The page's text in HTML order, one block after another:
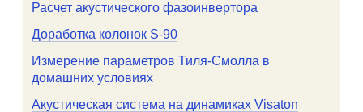
Расчет акустического фазоинвертора
Доработка колонок S-90
Измерение параметров Тиля-Смолла в
домашних условиях
Акустическая система на динамиках Visaton